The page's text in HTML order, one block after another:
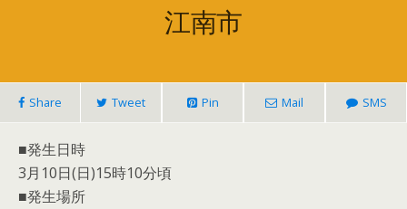
江南市
Share Tweet Pin Mail SMS
■発生日時
3月10日(日)15時10分頃
■発生場所